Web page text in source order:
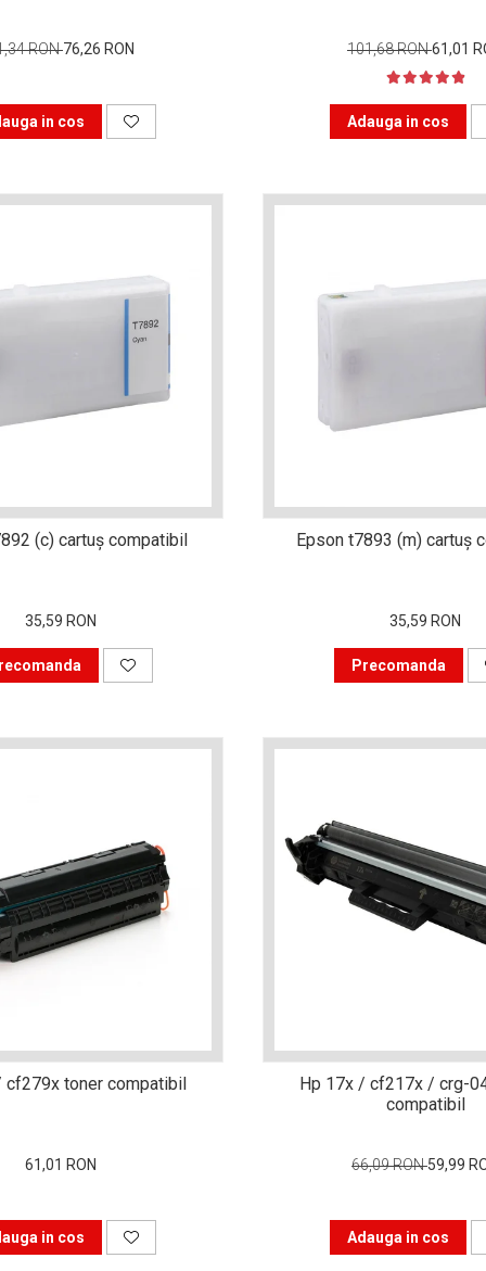
RON76,26 RON
in cos
101,68 RON61,01
Adauga in cos
(c) cartuş compatibil
35,59 RON
Epson t7893 (m) cartuş
35,59 RON
Precomanda
cf279x toner compatibil
61,01 RON
in cos
Hp 17x / cf217x / crg-
compatibil
66,09 RON59,99
Adauga in cos